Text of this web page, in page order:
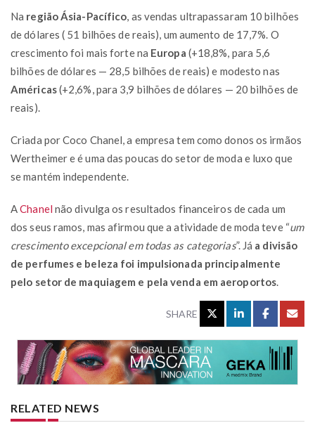
Na região Ásia-Pacífico , as vendas ultrapassaram 10 bilhões
de dólares ( 51 bilhões de reais), um aumento de 17,7%. O
crescimento foi mais forte na Europa (+18,8%, para 5,6
bilhões de dólares — 28,5 bilhões de reais) e modesto nas
Américas(+2,6%, para 3,9 bilhões de dólares — 20 bilhões de
reais).
Criada por Coco Chanel, a empresa tem como donos os irmãos
Wertheimer e é uma das poucas do setor de moda e luxo que
se mantém independente.
AChanel não divulga os resultados financeiros de cada um
dos seus ramos, mas afirmou que a atividade de moda teve “um
crescimento excepcional em todas as categorias”. Já a divisão
de perfumes e beleza foi impulsionada principalmente
pelo setor de maquiagem e pela venda em aeroportos
SHARE
RELATED NEWS